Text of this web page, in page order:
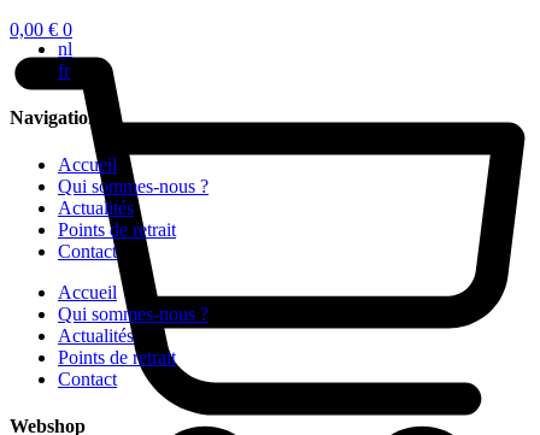
nl
fr
Navigation
Accueil
Qui sommes-nous ?
Actualités
Points de retrait
Contact
Accueil
Qui sommes-nous ?
Actualités
Points de retrait
Contact
Webshop
0,00 € 0